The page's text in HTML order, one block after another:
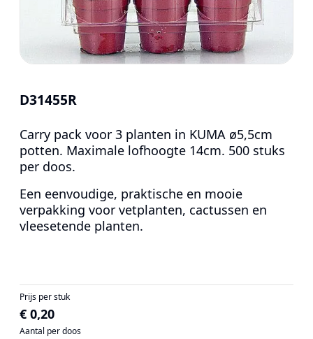
D31455R
Carry pack voor 3 planten in KUMA ø5,5cm
potten. Maximale lofhoogte 14cm. 500 stuks
per doos.
Een eenvoudige, praktische en mooie
verpakking voor vetplanten, cactussen en
vleesetende planten.
Prijs per stuk
€ 0,20
Aantal per doos